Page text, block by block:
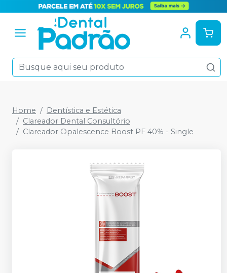
Home
Dentística e Estética
Clareador Dental Consultório
Clareador Opalescence Boost PF 40% - Single